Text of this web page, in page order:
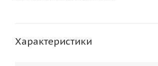
Характеристики